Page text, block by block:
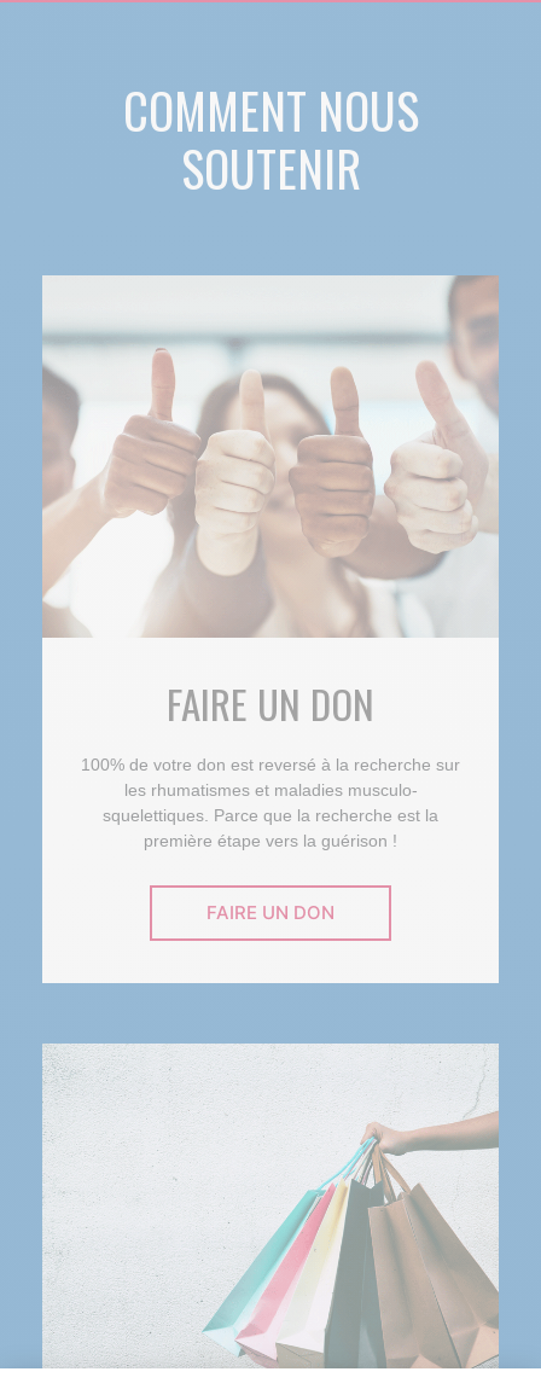
COMMENT NOUS
SOUTENIR
FAIRE UN DON
100% de votre don est reversé à la recherche sur
les rhumatismes et maladies musculo-
squelettiques. Parce que la recherche est la
première étape vers la guérison !
FAIRE UN DON